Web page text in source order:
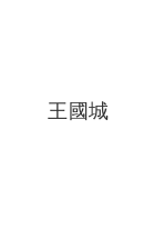
王國城